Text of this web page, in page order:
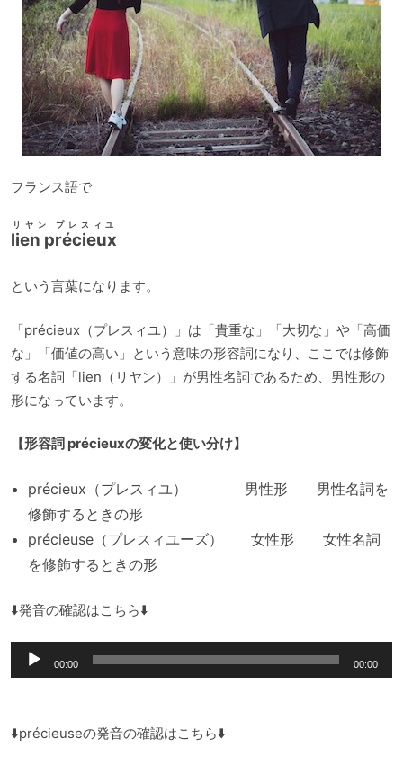
フランス語で
lien précieux
リヤン プレスィユ
という言葉になります。
「précieux（プレスィユ）」は「貴重な」「大切な」や「高価
な」「価値の高い」という意味の形容詞になり、ここでは修飾
する名詞「lien（リヤン）」が男性名詞であるため、男性形の
形になっています。
【形容詞 précieuxの変化と使い分け】
précieux（プレスィユ） 男性形 男性名詞を
修飾するときの形
précieuse（プレスィユーズ） 女性形 女性名詞
を修飾するときの形
⬇️発音の確認はこちら⬇️
声
レ
00:00 00:00
⬇️précieuseの発音の確認はこちら⬇️